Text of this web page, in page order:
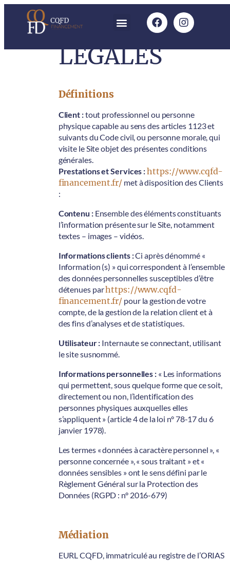
MENTIONS
LÉGALES
Définitions
Client :tout professionnel ou personne
physique capable au sens des articles 1123 et
suivants du Code civil, ou personne morale, qui
visite le Site objet des présentes conditions
générales.
Prestations et Services :https://www.cqfd-
financement.fr/ met à disposition des Clients
:
Contenu :Ensemble des éléments constituants
l’information présente sur le Site, notamment
textes – images – vidéos.
Informations clients :Ci après dénommé «
Information (s) » qui correspondent à l’ensemble
des données personnelles susceptibles d’être
détenues parhttps://www.cqfd-
financement.fr/ pour la gestion de votre
compte, de la gestion de la relation client et à
des fins d’analyses et de statistiques.
Utilisateur : Internaute se connectant, utilisant
le site susnommé.
Informations personnelles :« Les informations
qui permettent, sous quelque forme que ce soit,
directement ou non, l’identification des
personnes physiques auxquelles elles
s’appliquent » (article 4 de la loi n° 78-17 du 6
janvier 1978).
Les termes « données à caractère personnel », «
personne concernée », « sous traitant » et «
données sensibles » ont le sens défini par le
Règlement Général sur la Protection des
Données (RGPD : n° 2016-679)
Médiation
EURL CQFD, immatriculé au registre de l’ORIAS